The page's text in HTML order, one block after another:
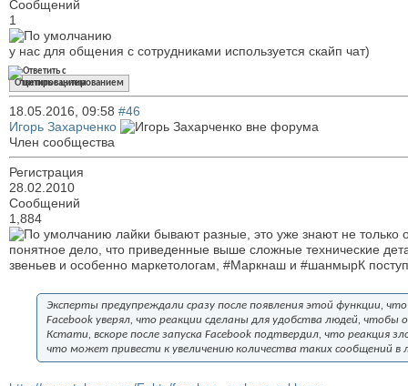
Сообщений
1
у нас для общения с сотрудниками используется скайп чат)
Ответить с цитированием
18.05.2016, 09:58 #46
Игорь Захарченко
Член сообщества
Регистрация
28.02.2010
Сообщений
1,884
лайки бывают разные, это уже знают не только
понятное дело, что приведенные выше сложные технические
звеньев и особенно маркетологам, #Маркнаш и #шанмырК
Эксперты предупреждали сразу после появления этой функции,
Facebook уверял, что реакции сделаны для удобства людей,
Кстати, вскоре после запуска Facebook подтвердил, что реакция
что может привести к увеличению количества таких сообщений в